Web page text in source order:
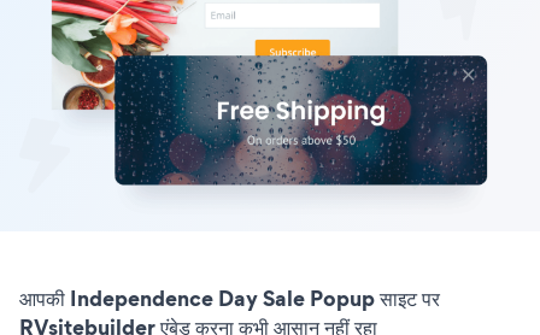
आपकी Independence Day Sale Popup साइट पर
RVsitebuilder एंबेड करना कभी आसान नहीं रहा